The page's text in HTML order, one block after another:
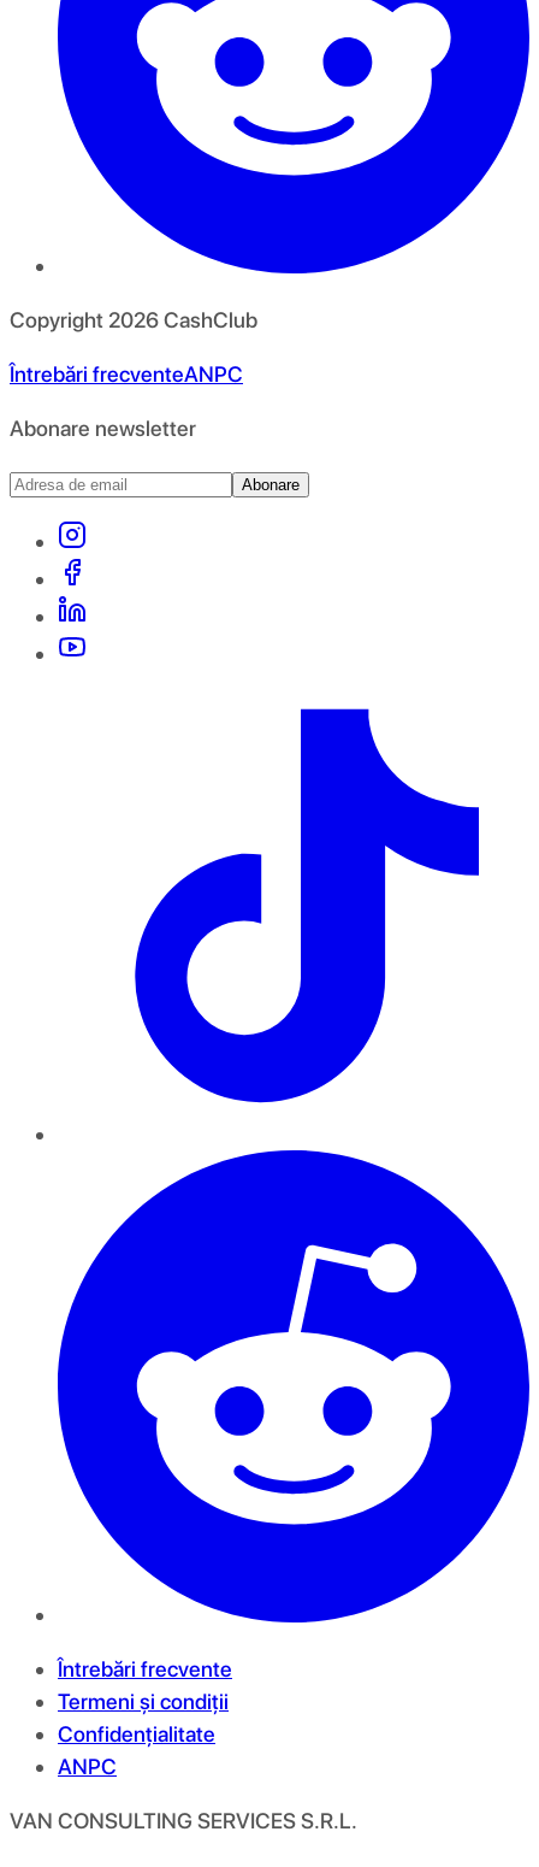
Copyright 2026CashClub
Întrebări frecventeANPC
Abonare newsletter
Abonare
Întrebări frecvente
Termeni și condiții
Confidențialitate
ANPC
VAN CONSULTING SERVICES S.R.L.